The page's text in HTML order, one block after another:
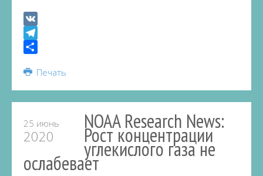
VK
Telegram
Печать
25 июнь
2020
NOAA Research News:
Рост концентрации
углекислого газа не
ослабевает